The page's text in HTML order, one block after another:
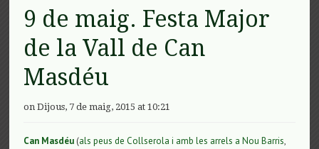
9 de maig. Festa Major
de la Vall de Can
Masdéu
on Dijous, 7 de maig, 2015 at 10:21
Can Masdéu (als peus de Collserola i amb les arrels a Nou Barris,